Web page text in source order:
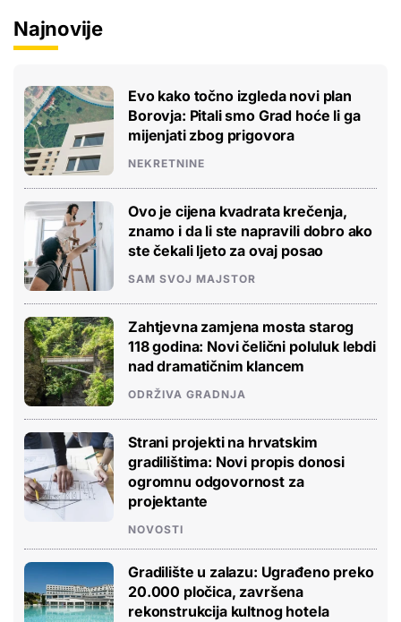
Najnovije
Evo kako točno izgleda novi plan
Borovja: Pitali smo Grad hoće li ga
mijenjati zbog prigovora
NEKRETNINE
Ovo je cijena kvadrata krečenja,
znamo i da li ste napravili dobro ako
ste čekali ljeto za ovaj posao
SAM SVOJ MAJSTOR
Zahtjevna zamjena mosta starog
118 godina: Novi čelični poluluk lebdi
nad dramatičnim klancem
ODRŽIVA GRADNJA
Strani projekti na hrvatskim
gradilištima: Novi propis donosi
ogromnu odgovornost za
projektante
NOVOSTI
Gradilište u zalazu: Ugrađeno preko
20.000 pločica, završena
rekonstrukcija kultnog hotela